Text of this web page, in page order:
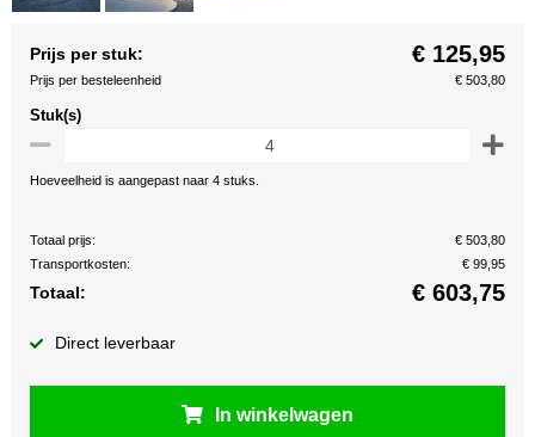
Prijs per stuk: € 125,95
Prijs per besteleenheid € 503,80
Stuk(s)
Hoeveelheid is aangepast naar 4 stuks.
Totaal prijs:
€ 503,80
Transportkosten:
€ 99,95
Totaal: € 603,75
Direct leverbaar
In winkelwagen